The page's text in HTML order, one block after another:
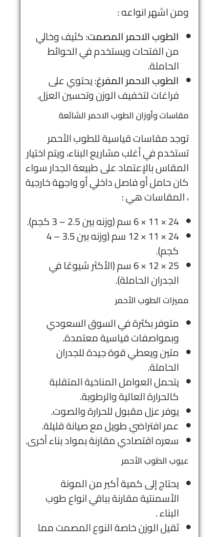
ومن اشهر انواعه :
الطوب الاحمر المصمت: كثيف وخالي
من الفتحات ويستخدم في الحوائط
الحاملة.
الطوب الاحمر المفرغ: يحتوي على
فراغات لتخفيف الوزن وتحسين العزل.
مقاسات وأوزان الطوب الاحمر الشائعة
توجد مقاسات قياسية للطوب الأحمر
تستخدم في أغلب مشاريع البناء، ويتم اختيار
المقاس بالإعتماد على طبيعة الجدار سواء
كان حامل أو فاصل داخلي أو واجهة خارجية
، المقاسات هي :
24 × 11 × 6 سم (وزنه بين 2.5 – 3 كجم).
24 × 11 × 12 سم (وزنه بين 3.5 – 4
كجم).
25 × 12 × 6 سم (الأكثر شيوعًا في
الجدران الحاملة).
مميزات الطوب الأحمر
متوفر بكثرة في السوق السعودي
وبمواصفات قياسية معتمدة.
متين ويعطي قوة جيدة للجدران
الحاملة.
يتحمل العوامل المناخية المتقلبة
كالحرارة العالية والرطوبة.
يوفر عزل مقبول للحرارة والصوت.
عمر افتراضي طويل مع صيانة قليلة.
سعره اقتصادي مقارنة بمواد بناء أخرى.
عيوب الطوب الأحمر
يحتاج إلى كمية أكبر من المونة
الأسمنتية مقارنة بباقي انواع طوب
البناء .
ثقيل الوزن خاصة النوع المصمت مما